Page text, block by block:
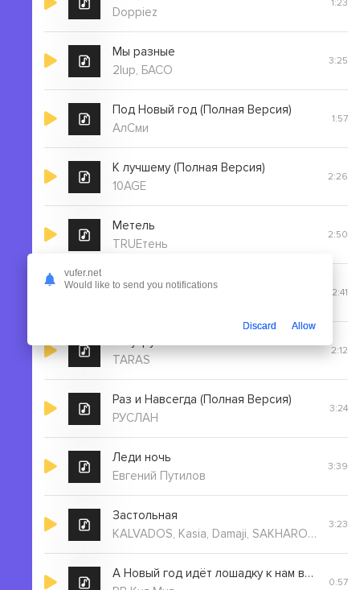
Doppiez
1:23
Мы разные
2lup, БАСО
3:25
Под Новый год (Полная Версия)
АлСми
1:57
К лучшему (Полная Версия)
10AGE
2:26
Метель
TRUEтень
2:50
Жёнушка-Алёнушка (Полная Версия)
2:41
TARAS
2:12
Раз и Навсегда (Полная Версия)
РУСЛАН
3:24
Леди ночь
Евгений Путилов
3:39
Застольная
KALVADOS, Kasia, Damaji, SAKHAROV, Алан Гегуев, ТАКЕР, Ходят Слухи
3:23
А Новый год идёт лошадку к нам ведёт
0:57
vufer.net
Would like to send you notifications
Discard Allow